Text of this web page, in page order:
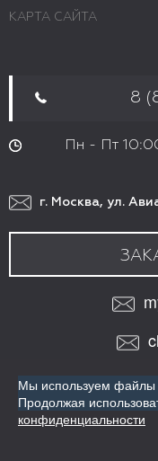
КАРТА САЙТА
8
Пн - Пт
г. Москва, ул.
МЫ В
ИНТЕРНЕТ-
Мы используем файлы
Продолжая
конфиденциальности